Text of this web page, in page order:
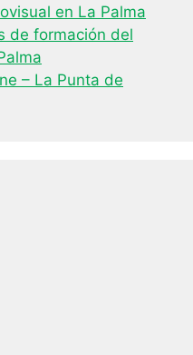
en La Palma
de formación del
– La Punta de